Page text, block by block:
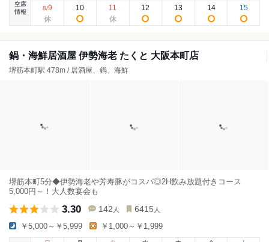
空席
情報
8/9 10 11 12 13 14 15
鍋・海鮮居酒屋 伊勢海老 たくと 大阪本町店
堺筋本町駅 478m / 居酒屋、鍋、海鮮
堺筋本町5分◆伊勢海老や芳寿豚がコスパ◎2H飲み放題付きコース
5,000円～！大人数宴会も
3.30 142 人 6415 人
￥5,000～￥5,999 ￥1,000～￥1,999